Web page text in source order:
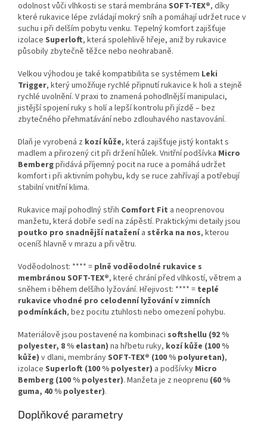
odolnost vůči vlhkosti se stará membrána SOFT-TEX®, díky
které rukavice lépe zvládají mokrý sníh a pomáhají udržet ruce v
suchu i při delším pobytu venku. Tepelný komfort zajišťuje
izolace Superloft, která spolehlivě hřeje, aniž by rukavice
působily zbytečně těžce nebo neohrabaně.
Velkou výhodou je také kompatibilita se systémem Leki
Trigger, který umožňuje rychlé připnutí rukavice k holi a stejně
rychlé uvolnění. V praxi to znamená pohodlnější manipulaci,
jistější spojení ruky s holí a lepší kontrolu při jízdě – bez
zbytečného přehmatávání nebo zdlouhavého nastavování.
Dlaň je vyrobená z kozí kůže, která zajišťuje jistý kontakt s
madlem a přirozený cit při držení hůlek. Vnitřní podšívka Micro
Bembergpřidává příjemný pocit na ruce a pomáhá udržet
komfort i při aktivním pohybu, kdy se ruce zahřívají a potřebují
stabilní vnitřní klima.
Rukavice mají pohodlný střih Comfort Fit a neoprenovou
manžetu, která dobře sedí na zápěstí. Praktickými detaily jsou
poutko pro snadnější nataženía stěrka na nos, kterou
oceníš hlavně v mrazu a při větru.
Voděodolnost: **** = plně voděodolné rukavice s
membránou SOFT-TEX®, které chrání před vlhkostí, větrem a
sněhem i během delšího lyžování. Hřejivost: **** = teplé
rukavice vhodné pro celodenní lyžování v zimních
podmínkách, bez pocitu ztuhlosti nebo omezení pohybu.
Materiálově jsou postavené na kombinaci softshellu (92 %
polyester, 8 % elastan) na hřbetu ruky, kozí kůže (100 %
kůže) v dlani, membránySOFT-TEX® (100 % polyuretan),
izolace Superloft (100 % polyester) a podšívky Micro
Bemberg (100 % polyester). Manžeta je z neoprenu (60 %
guma, 40 % polyester).
Doplňkové parametry